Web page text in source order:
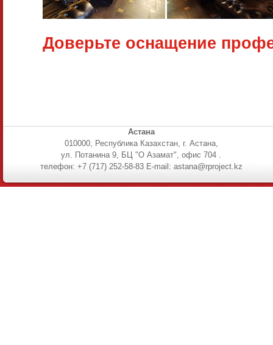
Доверьте оснащение
Астана
010000, Республика Казахстан, г. Астана,
ул. Потанина 9, БЦ "О Азамат", офис 704 .
телефон: +7 (717) 252-58-83 E-mail: astana@rproject.kz